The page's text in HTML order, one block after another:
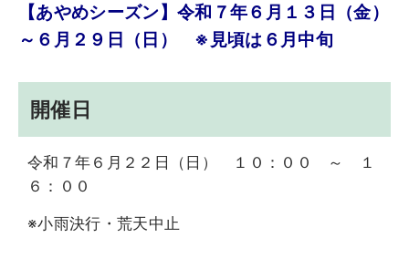
【あやめシーズン】令和７年６月１３日（金）
～６月２９日（日） ※見頃は６月中旬
開催日
令和７年６月２２日（日） １０：００ ～ １
６：００
※小雨決行・荒天中止